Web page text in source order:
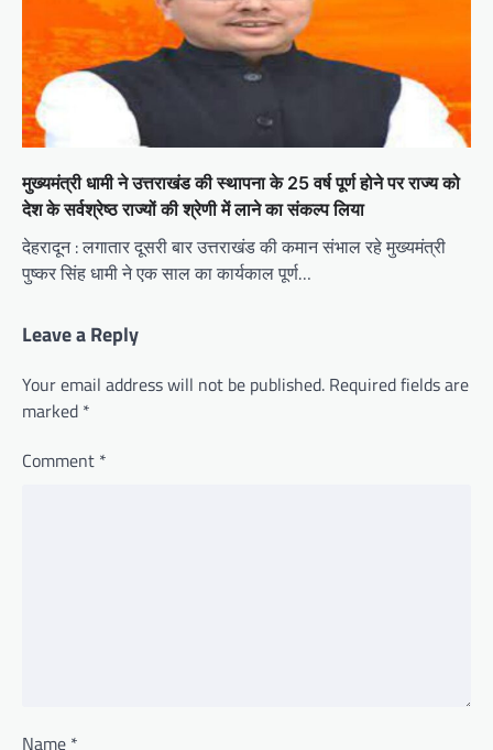
मुख्यमंत्री धामी ने उत्तराखंड की स्थापना के 25 वर्ष पूर्ण होने पर राज्य को
देश के सर्वश्रेष्ठ राज्यों की श्रेणी में लाने का संकल्प लिया
देहरादून : लगातार दूसरी बार उत्तराखंड की कमान संभाल रहे मुख्यमंत्री
पुष्कर सिंह धामी ने एक साल का कार्यकाल पूर्ण…
Leave a Reply
Your email address will not be published. Required fields are
marked *
Comment *
Name *